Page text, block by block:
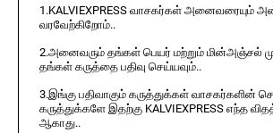
1.KALVIEXPRESS வாசகர்கள் அனைவரையும்
வரவேற்கிறோம்..
2.அனைவரும் தங்கள் பெயர் மற்றும் மின்அஞ்சல்
தங்கள் கருத்தை பதிவு செய்யவும்..
3.இங்கு பதிவாகும் கருத்துக்கள் வாசகர்களின்
கருத்துக்களே இதற்கு KALVIEXPRESS எந்த
ஆகாது..